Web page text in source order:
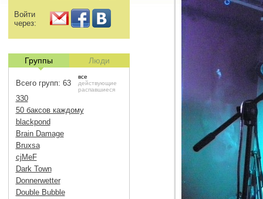
Войти
через:
Группы Люди
Всего групп: 63
все
действующие
распавшиеся
330
50 баксов каждому
blackpond
Brain Damage
Bruxsa
cjMeF
Dark Town
Donnerwetter
Double Bubble